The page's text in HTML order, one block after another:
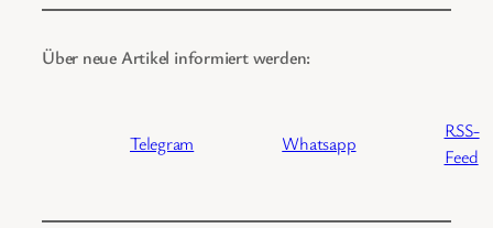
Über neue Artikel informiert werden:
Telegram Whatsapp
RSS-
Feed